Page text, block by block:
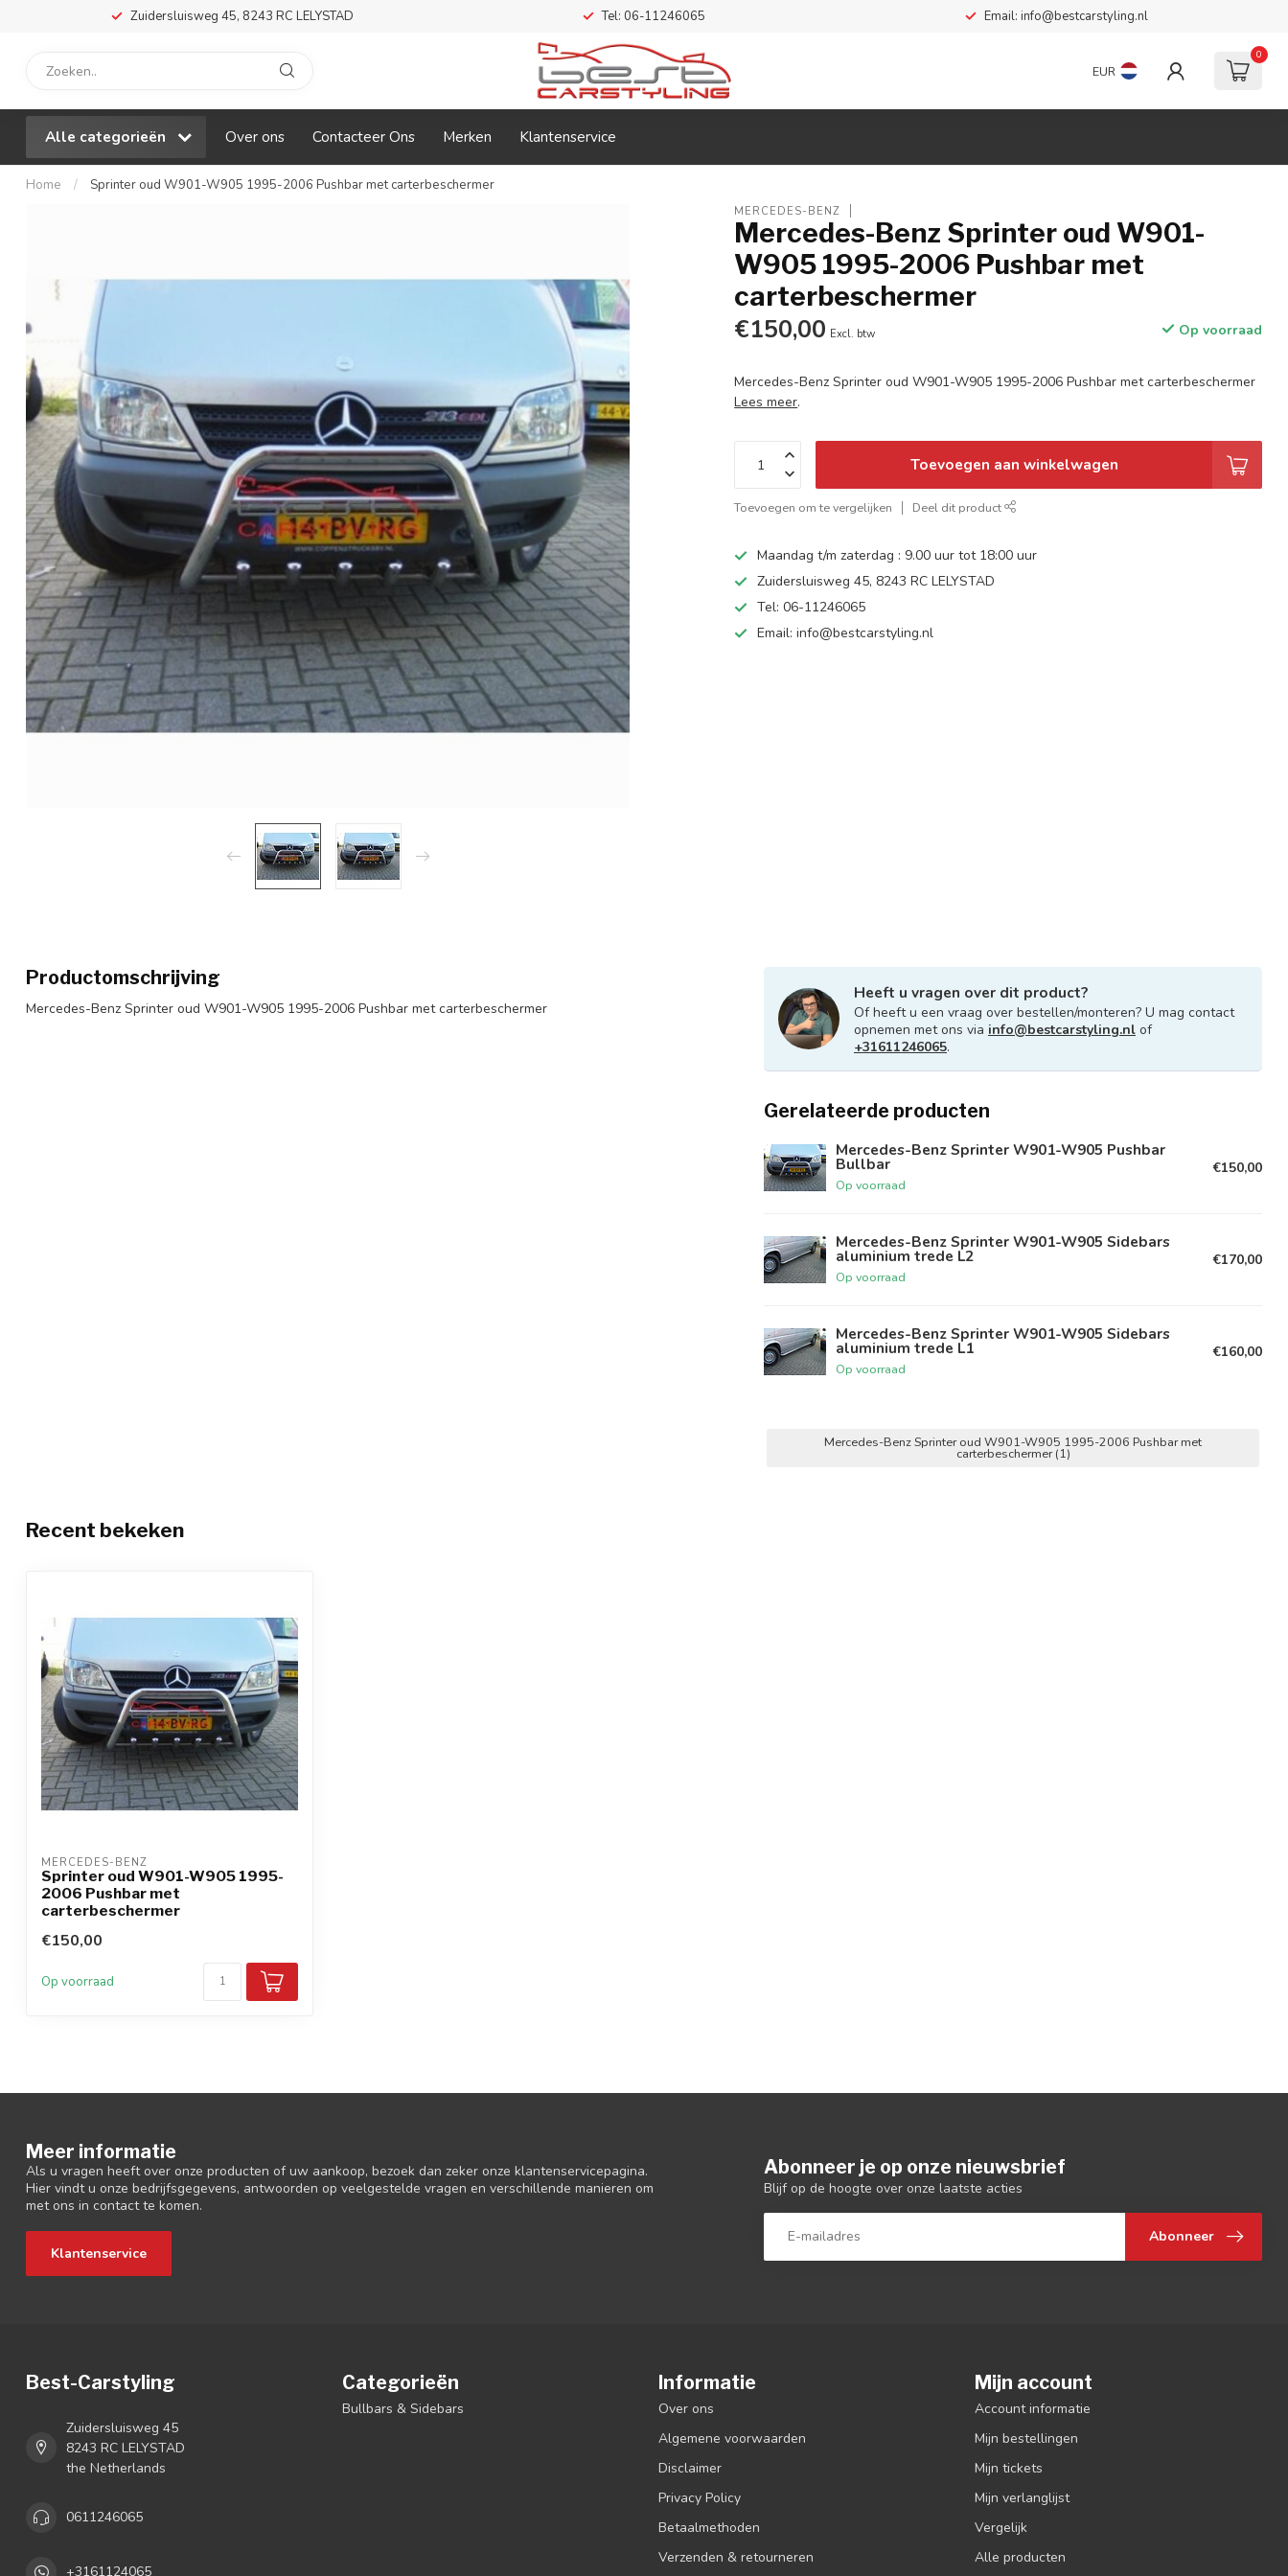
Zuidersluisweg 45, 8243 RC LELYSTAD Tel: 06-11246065 Email: info@bestcarstyling.nl
EUR
0
Alle categorieën Over ons Contacteer Ons Merken Klantenservice
Home / Sprinter oud W901-W905 1995-2006 Pushbar met carterbeschermer
MERCEDES-BENZ
Mercedes-Benz Sprinter oud W901-
W905 1995-2006 Pushbar met
carterbeschermer
€150,00 Excl. btw Op voorraad
Mercedes-Benz Sprinter oud W901-W905 1995-2006 Pushbar met carterbeschermer
Lees meer.
Toevoegen aan winkelwagen
Toevoegen om te vergelijken Deel dit product
Maandag t/m zaterdag : 9.00 uur tot 18:00 uur
Zuidersluisweg 45, 8243 RC LELYSTAD
Tel: 06-11246065
Email:info@bestcarstyling.nl
Productomschrijving
Mercedes-Benz Sprinter oud W901-W905 1995-2006 Pushbar met carterbeschermer
Heeft u vragen over dit product?
Of heeft u een vraag over bestellen/monteren? U mag contact
opnemen met ons via info@bestcarstyling.nl of
+31611246065.
Gerelateerde producten
Mercedes-Benz Sprinter W901-W905 Pushbar
Bullbar
Op voorraad
€150,00
Mercedes-Benz Sprinter W901-W905 Sidebars
aluminium trede L2
Op voorraad
€170,00
Mercedes-Benz Sprinter W901-W905 Sidebars
aluminium trede L1
Op voorraad
€160,00
Mercedes-Benz Sprinter oud W901-W905 1995-2006 Pushbar met
carterbeschermer(1)
Recent bekeken
MERCEDES-BENZ
Sprinter oud W901-W905 1995-
2006 Pushbar met
carterbeschermer
€150,00
Op voorraad
Meer informatie
Als u vragen heeft over onze producten of uw aankoop, bezoek dan zeker onze klantenservicepagina.
Hier vindt u onze bedrijfsgegevens, antwoorden op veelgestelde vragen en verschillende manieren om
met ons in contact te komen.
Klantenservice
Abonneer je op onze nieuwsbrief
Blijf op de hoogte over onze laatste acties
Abonneer
Best-Carstyling
Zuidersluisweg 45
8243 RC LELYSTAD
the Netherlands
0611246065
+3161124065
Categorieën
Bullbars & Sidebars
Informatie
Over ons
Algemene voorwaarden
Disclaimer
Privacy Policy
Betaalmethoden
Verzenden & retourneren
Mijn account
Account informatie
Mijn bestellingen
Mijn tickets
Mijn verlanglijst
Vergelijk
Alle producten